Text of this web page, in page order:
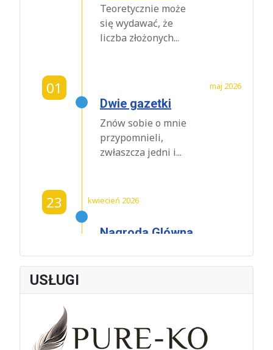
Teoretycznie może
się wydawać, że
liczba złożonych...
01 maj 2026
Dwie gazetki
Znów sobie o mnie
przypomnieli,
zwłaszcza jedni i...
23 kwiecień 2026
Nagroda Glówna
Dźwigaja
2026 roku w
Oranżerii Dworu w...
USŁUGI